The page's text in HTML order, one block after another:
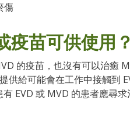
傷
疫苗可供使用？
的疫苗，也沒有可以治癒
供給可能會在工作中接觸到
EVD 或 MVD 的患者應尋